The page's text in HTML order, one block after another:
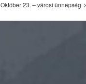
Október 23. – városi ünnepség